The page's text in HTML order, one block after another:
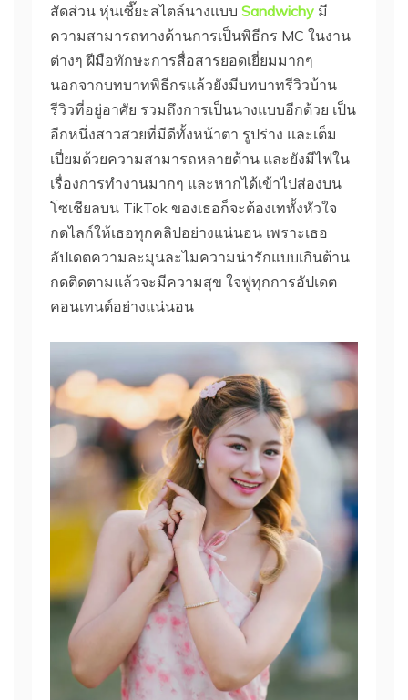
สัดส่วน หุ่นเซี๊ยะสไตล์นางแบบ Sandwichy มี
ความสามารถทางด้านการเป็นพิธีกร MC ในงาน
ต่างๆ ฝีมือทักษะการสื่อสารยอดเยี่ยมมากๆ
นอกจากบทบาทพิธีกรแล้วยังมีบทบาทรีวิวบ้าน
รีวิวที่อยู่อาศัย รวมถึงการเป็นนางแบบอีกด้วย เป็น
อีกหนึ่งสาวสวยที่มีดีทั้งหน้าตา รูปร่าง และเต็ม
เปี่ยมด้วยความสามารถหลายด้าน และยังมีไฟใน
เรื่องการทำงานมากๆ และหากได้เข้าไปส่องบน
โซเชียลบน TikTok ของเธอก็จะต้องเททั้งหัวใจ
กดไลก์ให้เธอทุกคลิปอย่างแน่นอน เพราะเธอ
อัปเดตความละมุนละไมความน่ารักแบบเกินต้าน
กดติดตามแล้วจะมีความสุข ใจฟูทุกการอัปเดต
คอนเทนต์อย่างแน่นอน